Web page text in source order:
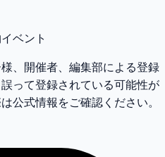
ベント
、開催者、編集部による登録
って登録されている可能性が
公式情報をご確認ください。